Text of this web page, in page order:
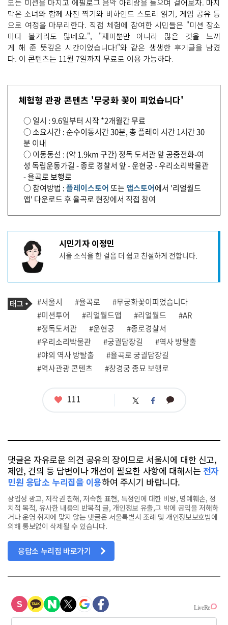
모든 미션을 마치고 에필로그 음악 아리랑을 들으며 걸어보자. 마지
막은 소녀와 함께 사진 찍기와 비하인드 스토리 읽기, 게임 공유 등
으로 여정을 마무리한다. 직접 체험에 참여한 시민들은 "미션 장소
마다 볼거리도 많네요.", "재미뿐만 아니라 많은 것을 느끼
게 해 준 뜻깊은 시간이었습니다!"와 같은 생생한 후기글을 남겼
다. 이 콘텐츠는 11월 7일까지 무료로 이용 가능하다.
체험형 관광 콘텐츠 '무궁화 꽃이 피었습니다'
○ 일시 : 9.6일부터 시작 *2개월간 무료
○ 소요시간 : 순수이동시간 30분, 총 플레이 시간 1시간 30
분 이내
○ 이동동선 : (약 1.9km 구간) 정독 도서관 앞 공중전화-여
성 독립운동가길 - 종로 경찰서 앞 - 운현궁 - 우리소리박물관
- 율곡로 보행로
○ 참여방법 :플레이스토어또는 앱스토어에서 '리얼월드
앱' 다운로드 후 율곡로 현장에서 직접 참여
프
필
시민기자 이정민
서울 소식을 한 걸음 더 쉽고 친절하게 전합니다.
기
사
관
련
태
그
태
그
#서울시 #율곡로
#무궁화꽃이피었습니다
#미션투어
#리얼월드앱 #리얼월드
#AR
#정독도서관
#운현궁
#종로경찰서
#우리소리박물관
#궁궐담장길
#역사 방탈출
#야외 역사 방탈출
#율곡로 궁궐담장길
#역사관광 콘텐츠
#창경궁 종묘 보행로
좋
111 트 페 카
댓글은 자유로운 의견 공유의 장이므로 서울시에 대한 신고,
제안, 건의 등 답변이나 개선이 필요한 사항에 대해서는 전자
민원 응답소 누리집을 이용하여 주시기 바랍니다.
상업성 광고, 저작권 침해, 저속한 표현, 특정인에 대한 비방, 명예훼손, 정
치적 목적, 유사한 내용의 반복적 글, 개인정보 유출,그 밖에 공익을 저해하
거나 운영 취지에 맞지 않는 댓글은 서울특별시 조례 및 개인정보보호법에
의해 통보없이 삭제될 수 있습니다.
응답소 누리집 바로가기